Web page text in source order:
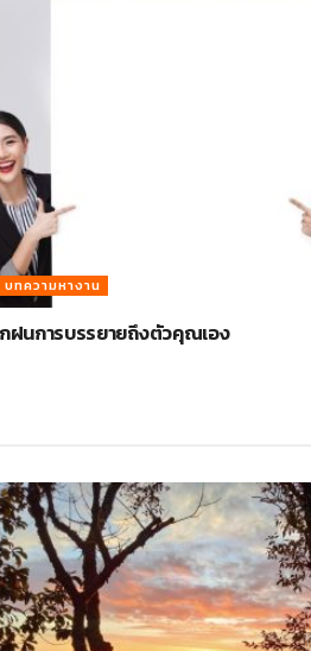
บทความหางาน
ฝนการบรรยายถึงตัวคุณเอง